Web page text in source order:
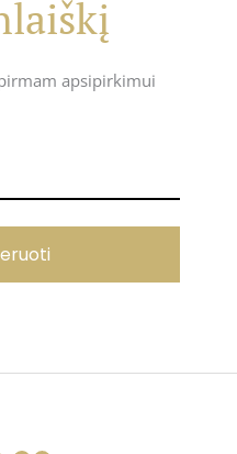
apsipirkimui